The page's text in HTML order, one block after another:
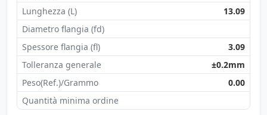
Lunghezza (L)
13.09
Diametro flangia (fd)
Spessore flangia (fl)
3.09
Tolleranza generale
±0.2mm
Peso(Ref.)/Grammo
0.00
Quantità minima ordine